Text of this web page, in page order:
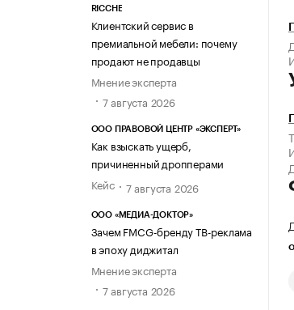
RICCHE
Клиентский сервис в
премиальной мебели: почему
продают не продавцы
Мнение эксперта
7 августа 2026
ООО ПРАВОВОЙ ЦЕНТР «ЭКСПЕРТ»
Как взыскать ущерб,
причиненный дропперами
Кейс
7 августа 2026
ООО «МЕДИА-ДОКТОР»
Зачем FMCG-бренду ТВ-реклама
в эпоху диджитал
Мнение эксперта
7 августа 2026